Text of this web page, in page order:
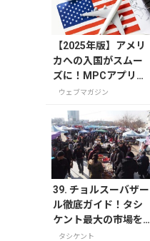
【2025年版】アメリ
カへの入国がスムー
ズに！MPCアプリの
登録方法や使い方を
ウェブマガジン
39. チョルスーバザー
ル徹底ガイド！タシ
ケント最大の市場を
大探検
タシケント